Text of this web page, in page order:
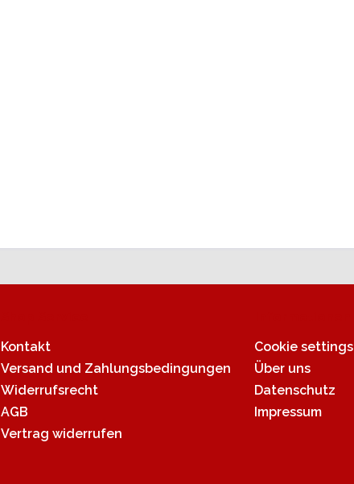
Kontakt
Versand und Zahlungsbedingungen
Widerrufsrecht
AGB
Vertrag widerrufen
Cookie settings
Über uns
Datenschutz
Impressum